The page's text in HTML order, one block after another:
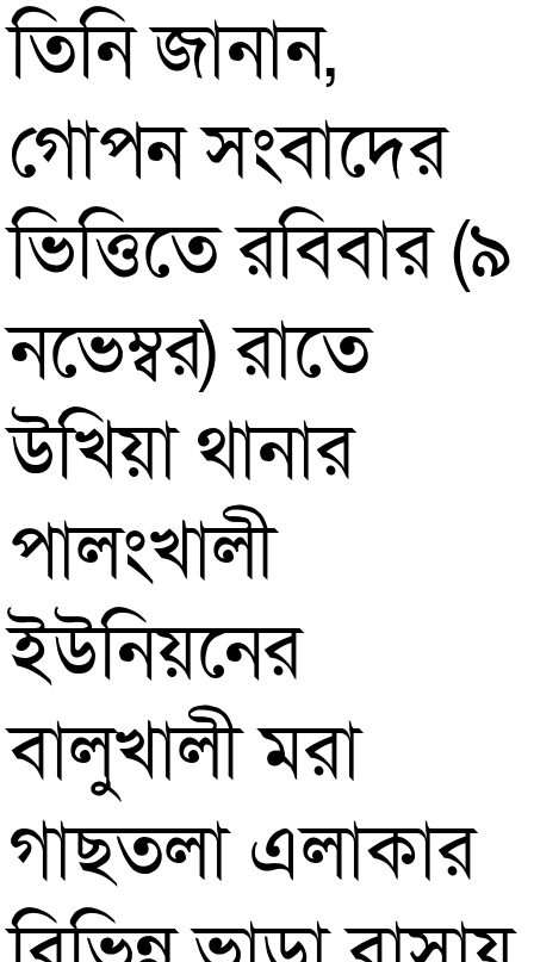
তিনি জানান,
গোপন সংবাদের
ভিত্তিতে রবিবার (৯
নভেম্বর) রাতে
উখিয়া থানার
পালংখালী
ইউনিয়নের
বালুখালী মরা
গাছতলা এলাকার